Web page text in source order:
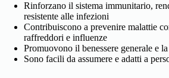
Rinforzano il sistema immunitario,
resistente alle infezioni
Contribuiscono a prevenire malattie
raffreddori e influenze
Promuovono il benessere generale e
Sono facili da assumere e adatti a